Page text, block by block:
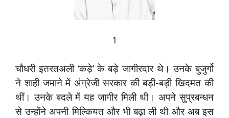
1
चौधरी इतरतअली ‘कड़े’ के बड़े जागीरदार थे। उनके बुजुर्गो
ने शाही जमाने में अंग्रेजी सरकार की बड़ी-बड़ी खिदमत की
थीं। उनके बदले में यह जागीर मिली थी। अपने सुप्रबन्धन
से उन्होंने अपनी मिल्कियत और भी बढ़ा ली थी और अब इस